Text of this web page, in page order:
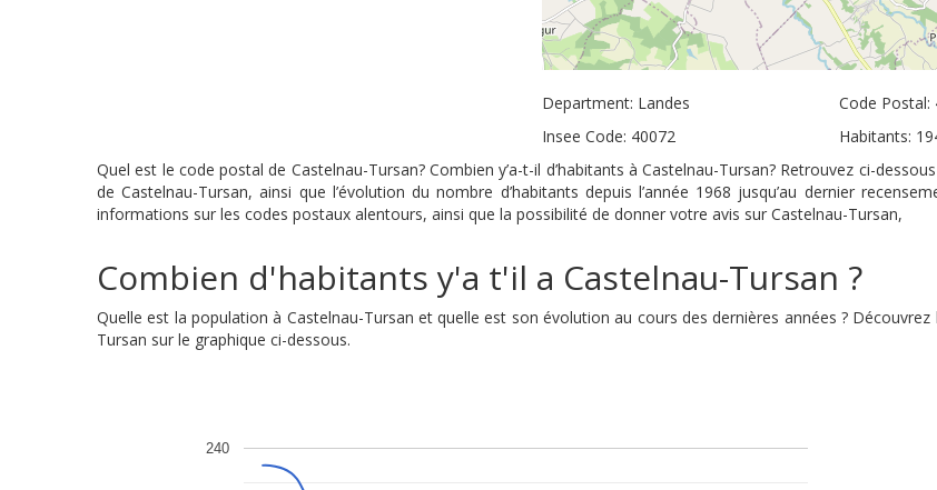
Department: Landes
Insee Code: 40072
Code Postal:
Habitants:
Quel est le code postal de Castelnau-Tursan? Combien y’a-t-il d’habitants à Castelnau-Tursan? Retrouvez ci-
de Castelnau-Tursan, ainsi que l’évolution du nombre d’habitants depuis l’année 1968 jusqu’au dernier
informations sur les codes postaux alentours, ainsi que la possibilité de donner votre avis sur Castelnau-Tursan,
Combien d'habitants y'a t'il a Castelnau-Tursan ?
Quelle est la population à Castelnau-Tursan et quelle est son évolution au cours des dernières années ?
Tursan sur le graphique ci-dessous.
240